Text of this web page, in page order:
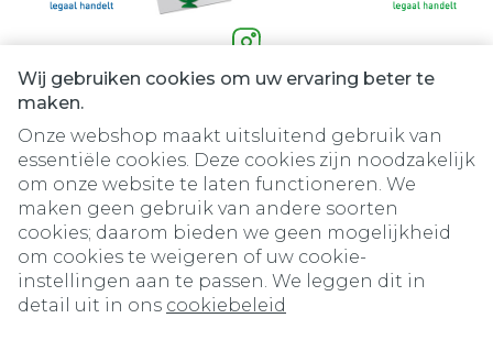
Wij gebruiken cookies om uw ervaring beter te
maken.
Onze webshop maakt uitsluitend gebruik van
essentiële cookies. Deze cookies zijn noodzakelijk
om onze website te laten functioneren. We
maken geen gebruik van andere soorten
cookies; daarom bieden we geen mogelijkheid
om cookies te weigeren of uw cookie-
instellingen aan te passen. We leggen dit in
detail uit in ons cookiebeleid
Juridische links